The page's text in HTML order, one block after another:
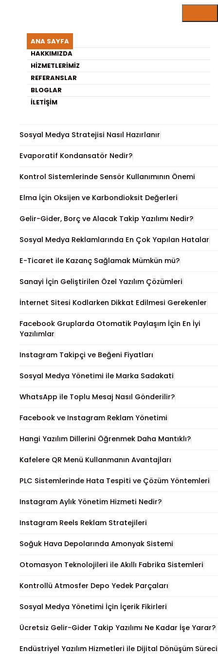
ANA SAYFA
HAKKIMIZDA
HIZMETLERIMIZ
REFERANSLAR
BLOGLAR
İLETIŞIM
Yazılım Kursu Kaç Para?
En Son Yayınlananlar
Gömülü Sistemlerde Sensör Kullanımı ve Önemi
Sosyal Medya Stratejisi Nasıl Hazırlanır
Evaporatif Kondansatör Nedir?
Kontrol Sistemlerinde Sensör Kullanımının Önemi
Elma İçin Oksijen ve Karbondioksit Değerleri
Gelir-Gider, Borç ve Alacak Takip Yazılımı Nedir?
Sosyal Medya Reklamlarında En Çok Yapılan Hatalar
E-Ticaret ile Kazanç Sağlamak Mümkün mü?
Sanayi İçin Geliştirilen Özel Yazılım Çözümleri
İnternet Sitesi Kodlarken Dikkat Edilmesi Gerekenler
Facebook Gruplarda Otomatik Paylaşım İçin En İyi
Yazılımlar
Instagram Takipçi ve Beğeni Fiyatları
Sosyal Medya Yönetimi ile Marka Sadakati
WhatsApp ile Toplu Mesaj Nasıl Gönderilir?
Facebook ve Instagram Reklam Yönetimi
Hangi Yazılım Dillerini Öğrenmek Daha Mantıklı?
Kafelere QR Menü Kullanmanın Avantajları
PLC Sistemlerinde Hata Tespiti ve Çözüm Yöntemleri
Instagram Aylık Yönetim Hizmeti Nedir?
Instagram Reels Reklam Stratejileri
Soğuk Hava Depolarında Amonyak Sistemi
Otomasyon Teknolojileri ile Akıllı Fabrika Sistemleri
Kontrollü Atmosfer Depo Yedek Parçaları
Sosyal Medya Yönetimi İçin İçerik Fikirleri
Ücretsiz Gelir-Gider Takip Yazılımı Ne Kadar İşe Yarar?
Endüstriyel Yazılım Hizmetleri ile Dijital Dönüşüm Süreci